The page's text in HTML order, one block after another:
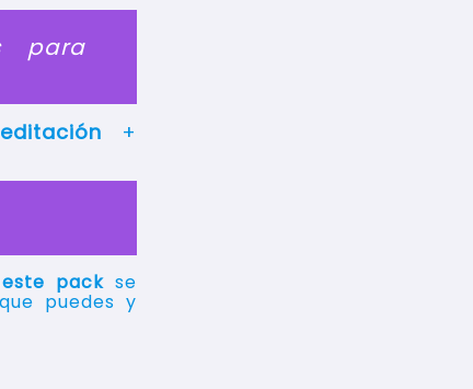
para
+
este pack se
puedes y